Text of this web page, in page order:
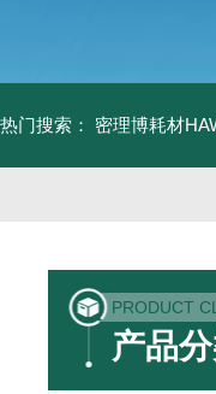
热门搜索： 密理博耗材
PRODUCT
产品